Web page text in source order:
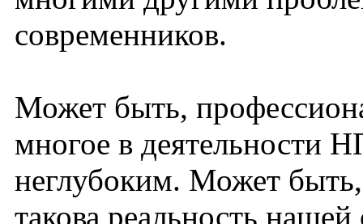
современников.
Может быть,
многое в деятельности
неглубоким. Может
такова реальность